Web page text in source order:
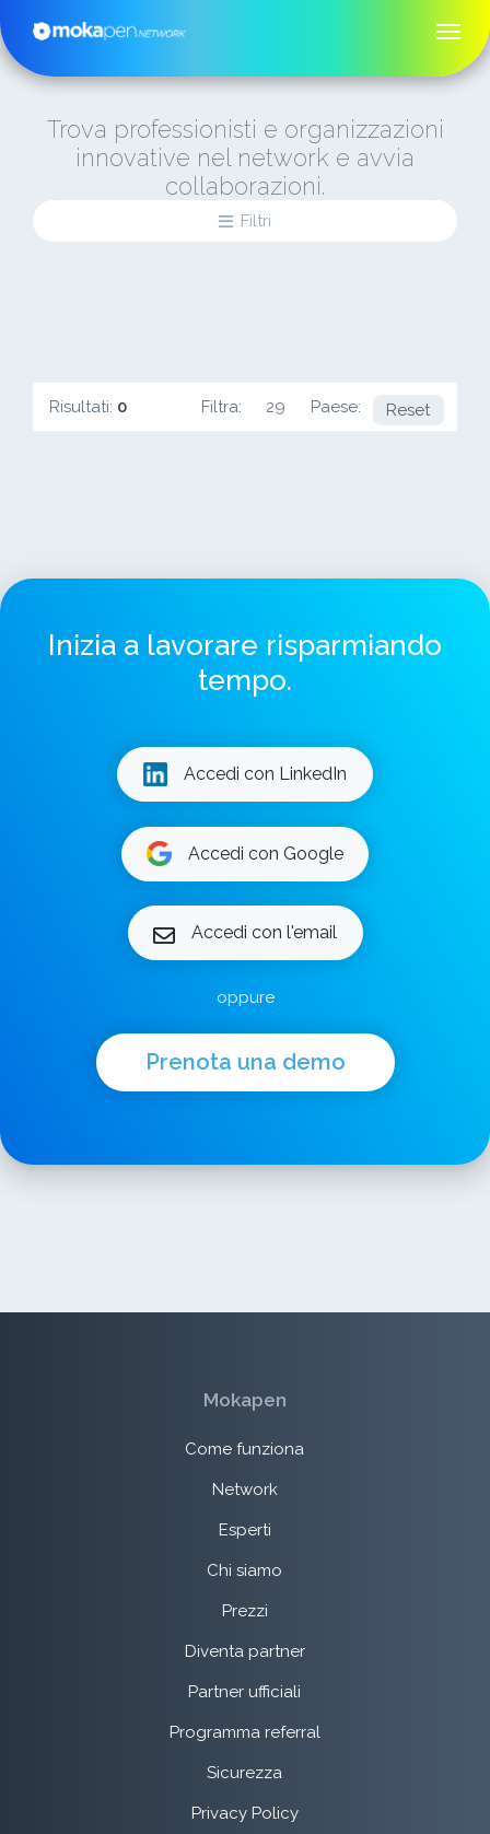
Trova professionisti e organizzazioni
innovative nel network e avvia
collaborazioni.
Filtri
Risultati: 0 Filtra: 29 Paese: TN
Reset
Inizia a lavorare risparmiando
tempo.
Accedi con LinkedIn
Accedi con Google
Accedi con l'email
oppure
Prenota una demo
Mokapen
Come funziona
Network
Esperti
Chi siamo
Prezzi
Diventa partner
Partner ufficiali
Programma referral
Sicurezza
Privacy Policy